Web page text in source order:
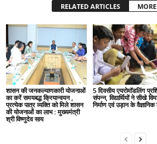
RELATED ARTICLES
शासन की जनकल्याणकारी योजनाओं
का करें समयबद्ध क्रियान्वयन ,
प्रत्येक पात्र व्यक्ति को मिले शासन
की योजनाओं का लाभ : मुख्यमंत्री
श्री विष्णुदेव साय
5 दिवसीय एयरोमॉडलिंग
संपन्न, विद्यार्थियों ने सीखे
निर्माण एवं उड़ान के वैज्ञानिक